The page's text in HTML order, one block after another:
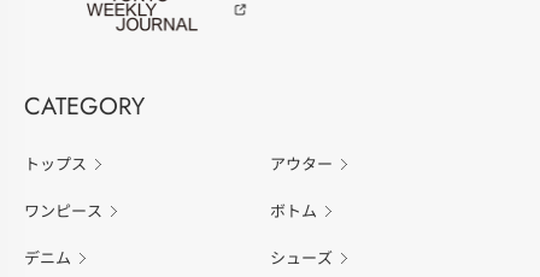
CATEGORY
トップス アウター
ワンピース ボトム
デニム シューズ